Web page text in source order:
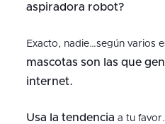
aspiradora robot?
Exacto, nadie…según varios
mascotas son las que
internet.
Usa la tendencia a tu